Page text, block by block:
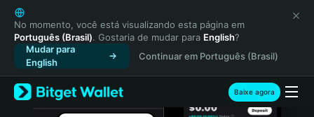
English
日本語
Tiếng Việt
Русский
Español (Latinoamérica)
Türkçe
Italiano
No momento, você está visualizando esta página em
Português (Brasil). Gostaria de mudar para English?
Mudar para
English
Continuar em Português (Brasil)
Baixe agora